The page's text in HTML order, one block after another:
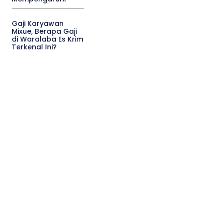
Gaji Karyawan
Mixue, Berapa Gaji
di Waralaba Es Krim
Terkenal Ini?